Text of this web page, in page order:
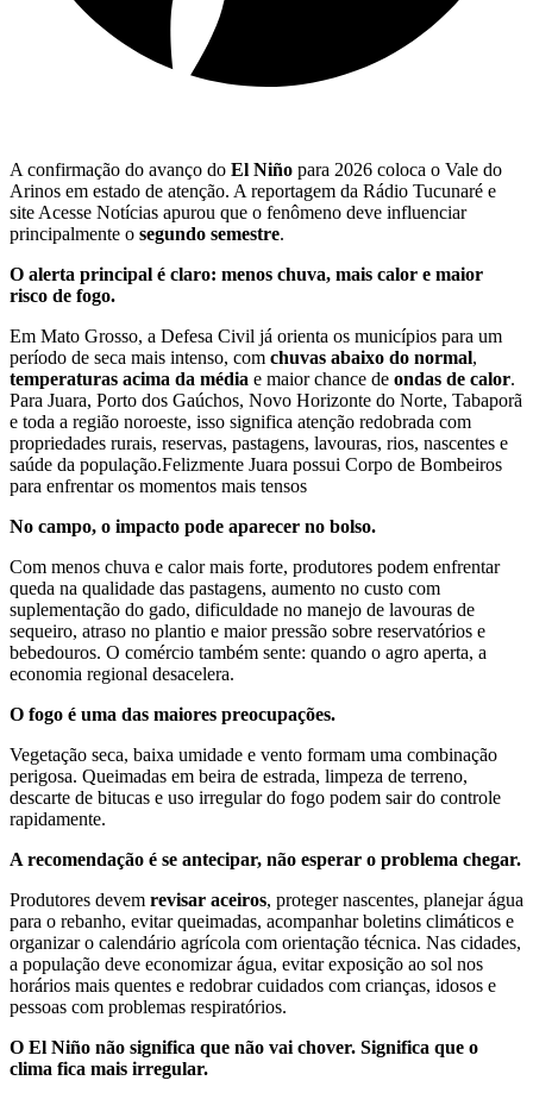
A confirmação do avanço do El Niño para 2026 coloca o Vale do
Arinos em estado de atenção. A reportagem da Rádio Tucunaré e
site Acesse Notícias apurou que o fenômeno deve influenciar
principalmente o segundo semestre.
O alerta principal é claro: menos chuva, mais calor e maior
risco de fogo.
Em Mato Grosso, a Defesa Civil já orienta os municípios para um
período de seca mais intenso, com chuvas abaixo do normal,
temperaturas acima da média e maior chance de ondas de calor.
Para Juara, Porto dos Gaúchos, Novo Horizonte do Norte, Tabaporã
e toda a região noroeste, isso significa atenção redobrada com
propriedades rurais, reservas, pastagens, lavouras, rios, nascentes e
saúde da população.Felizmente Juara possui Corpo de Bombeiros
para enfrentar os momentos mais tensos
No campo, o impacto pode aparecer no bolso.
Com menos chuva e calor mais forte, produtores podem enfrentar
queda na qualidade das pastagens, aumento no custo com
suplementação do gado, dificuldade no manejo de lavouras de
sequeiro, atraso no plantio e maior pressão sobre reservatórios e
bebedouros. O comércio também sente: quando o agro aperta, a
economia regional desacelera.
O fogo é uma das maiores preocupações.
Vegetação seca, baixa umidade e vento formam uma combinação
perigosa. Queimadas em beira de estrada, limpeza de terreno,
descarte de bitucas e uso irregular do fogo podem sair do controle
rapidamente.
A recomendação é se antecipar, não esperar o problema chegar.
Produtores devem revisar aceiros, proteger nascentes, planejar água
para o rebanho, evitar queimadas, acompanhar boletins climáticos e
organizar o calendário agrícola com orientação técnica. Nas cidades,
a população deve economizar água, evitar exposição ao sol nos
horários mais quentes e redobrar cuidados com crianças, idosos e
pessoas com problemas respiratórios.
O El Niño não significa que não vai chover. Significa que o
clima fica mais irregular.